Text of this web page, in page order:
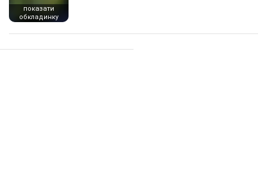
показати
обкладинку